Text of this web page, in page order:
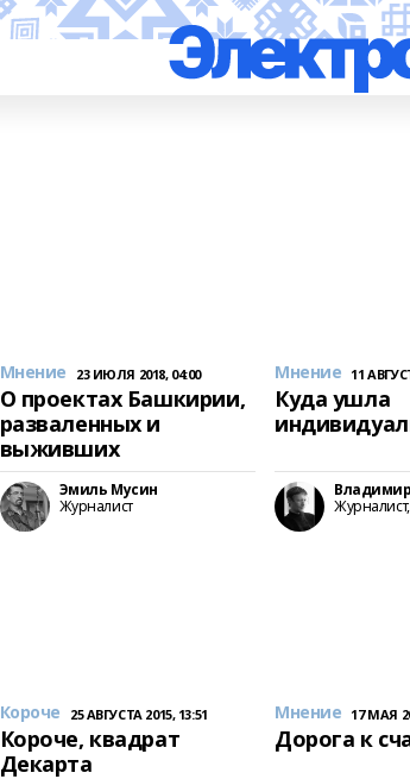
Мнение 23 ИЮЛЯ 2018, 04:00
О проектах Башкирии,
разваленных и
выживших
Эмиль Мусин
Журналист
Мнение 11
Куда ушла
Короче 25 АВГУСТА 2015, 13:51
Короче, квадрат
Декарта
Мнение 17 МАЯ
Дорога к